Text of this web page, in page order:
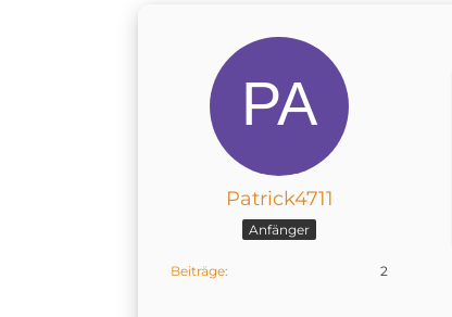
Patrick4711
Anfänger
Beiträge 2